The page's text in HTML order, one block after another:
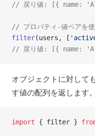
// 戻り値: [{ name:
// プロパティ-値ペアを使
filter(users, [
// 戻り値: [{ name:
オブジェクトに対して
す値の配列を返します。
import { filter }